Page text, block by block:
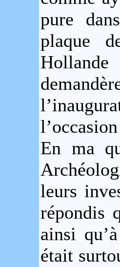
pure
plaque
En ma
leurs
répondis
ainsi
était